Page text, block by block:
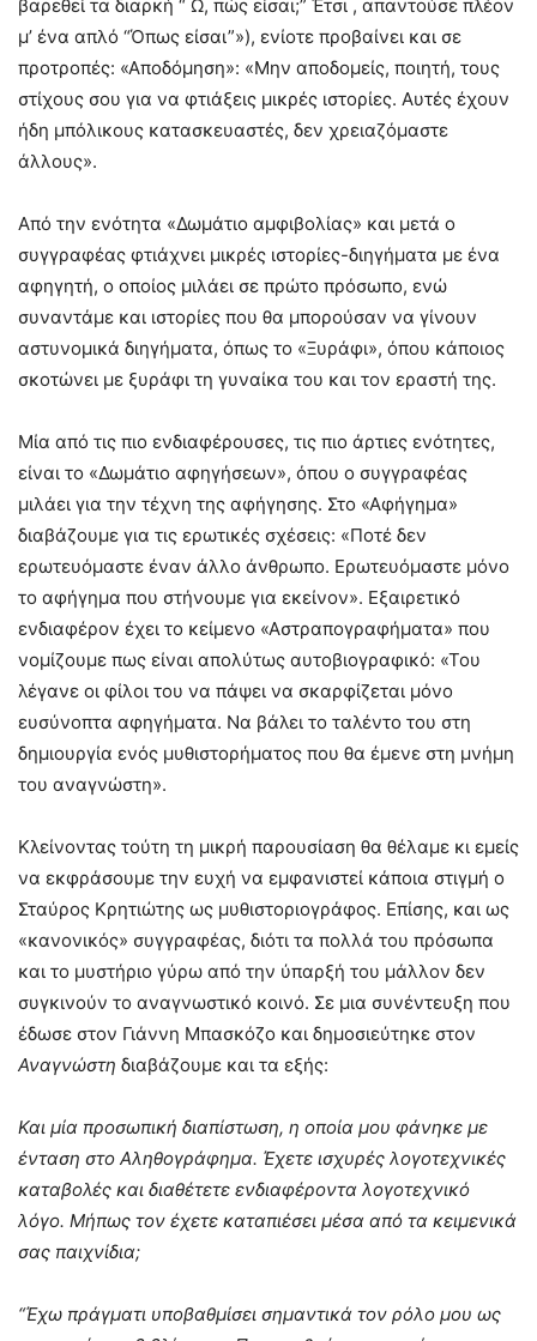
βαρεθεί τα διαρκή “ Ω, πώς είσαι;” Έτσι , απαντούσε πλέον
μ’ ένα απλό “Όπως είσαι”»), ενίοτε προβαίνει και σε
προτροπές: «Αποδόμηση»: «Μην αποδομείς, ποιητή, τους
στίχους σου για να φτιάξεις μικρές ιστορίες. Αυτές έχουν
ήδη μπόλικους κατασκευαστές, δεν χρειαζόμαστε
άλλους».
Από την ενότητα «Δωμάτιο αμφιβολίας» και μετά ο
συγγραφέας φτιάχνει μικρές ιστορίες-διηγήματα με ένα
αφηγητή, ο οποίος μιλάει σε πρώτο πρόσωπο, ενώ
συναντάμε και ιστορίες που θα μπορούσαν να γίνουν
αστυνομικά διηγήματα, όπως το «Ξυράφι», όπου κάποιος
σκοτώνει με ξυράφι τη γυναίκα του και τον εραστή της.
Μία από τις πιο ενδιαφέρουσες, τις πιο άρτιες ενότητες,
είναι το «Δωμάτιο αφηγήσεων», όπου ο συγγραφέας
μιλάει για την τέχνη της αφήγησης. Στο «Αφήγημα»
διαβάζουμε για τις ερωτικές σχέσεις: «Ποτέ δεν
ερωτευόμαστε έναν άλλο άνθρωπο. Ερωτευόμαστε μόνο
το αφήγημα που στήνουμε για εκείνον». Εξαιρετικό
ενδιαφέρον έχει το κείμενο «Αστραπογραφήματα» που
νομίζουμε πως είναι απολύτως αυτοβιογραφικό: «Του
λέγανε οι φίλοι του να πάψει να σκαρφίζεται μόνο
ευσύνοπτα αφηγήματα. Να βάλει το ταλέντο του στη
δημιουργία ενός μυθιστορήματος που θα έμενε στη μνήμη
του αναγνώστη».
Κλείνοντας τούτη τη μικρή παρουσίαση θα θέλαμε κι εμείς
να εκφράσουμε την ευχή να εμφανιστεί κάποια στιγμή ο
Σταύρος Κρητιώτης ως μυθιστοριογράφος. Επίσης, και ως
«κανονικός» συγγραφέας, διότι τα πολλά του πρόσωπα
και το μυστήριο γύρω από την ύπαρξή του μάλλον δεν
συγκινούν το αναγνωστικό κοινό. Σε μια συνέντευξη που
έδωσε στον Γιάννη Μπασκόζο και δημοσιεύτηκε στον
Αναγνώστη διαβάζουμε και τα εξής:
Και μία προσωπική διαπίστωση, η οποία μου φάνηκε με
ένταση στο Αληθογράφημα. Έχετε ισχυρές λογοτεχνικές
καταβολές και διαθέτετε ενδιαφέροντα λογοτεχνικό
λόγο. Μήπως τον έχετε καταπιέσει μέσα από τα κειμενικά
σας παιχνίδια;
“Έχω πράγματι υποβαθμίσει σημαντικά τον ρόλο μου ως